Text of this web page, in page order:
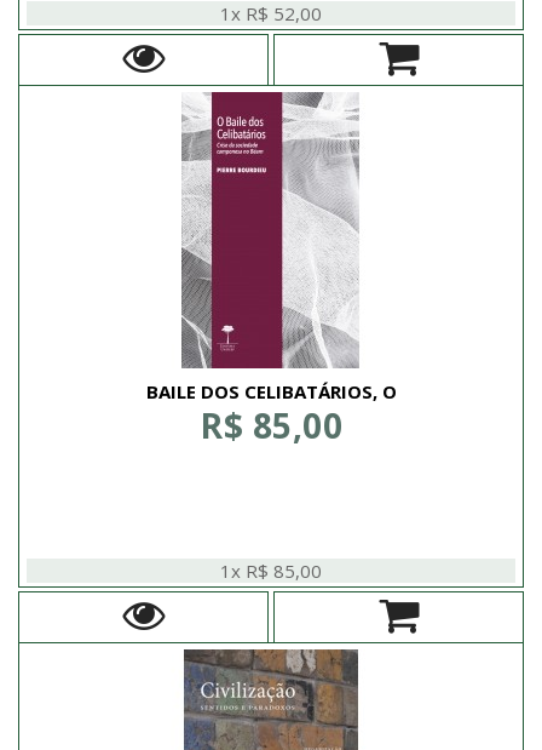
1x R$ 52,00
BAILE DOS CELIBATÁRIOS, O
R$ 85,00
1x R$ 85,00